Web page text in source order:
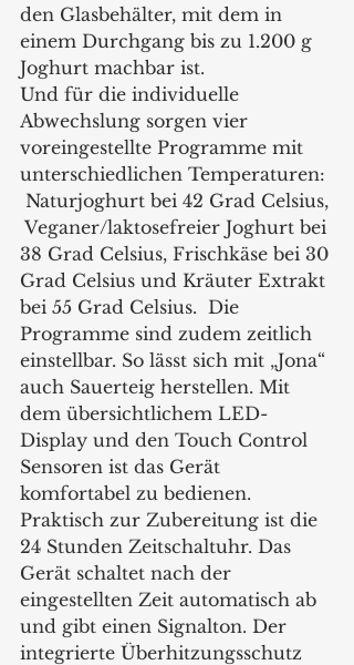
den Glasbehälter, mit dem in
einem Durchgang bis zu 1.200 g
Joghurt machbar ist.
Und für die individuelle
Abwechslung sorgen vier
voreingestellte Programme mit
unterschiedlichen Temperaturen:
Naturjoghurt bei 42 Grad Celsius,
Veganer/laktosefreier Joghurt bei
38 Grad Celsius, Frischkäse bei 30
Grad Celsius und Kräuter Extrakt
bei 55 Grad Celsius.  Die
Programme sind zudem zeitlich
einstellbar. So lässt sich mit „Jona“
auch Sauerteig herstellen. Mit
dem übersichtlichem LED-
Display und den Touch Control
Sensoren ist das Gerät
komfortabel zu bedienen.
Praktisch zur Zubereitung ist die
24 Stunden Zeitschaltuhr. Das
Gerät schaltet nach der
eingestellten Zeit automatisch ab
und gibt einen Signalton. Der
integrierte Überhitzungsschutz